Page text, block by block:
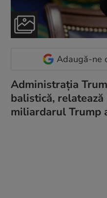
Adaugă-ne
Administrația
balistică,
miliardarul Trump